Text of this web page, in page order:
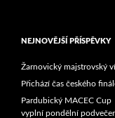
NEJNOVĚJŠÍ PŘÍSPĚVKY
Žarnovický majstrovský
Přichází čas českého
Pardubický MACEC Cup
vyplní pondělní podvečer